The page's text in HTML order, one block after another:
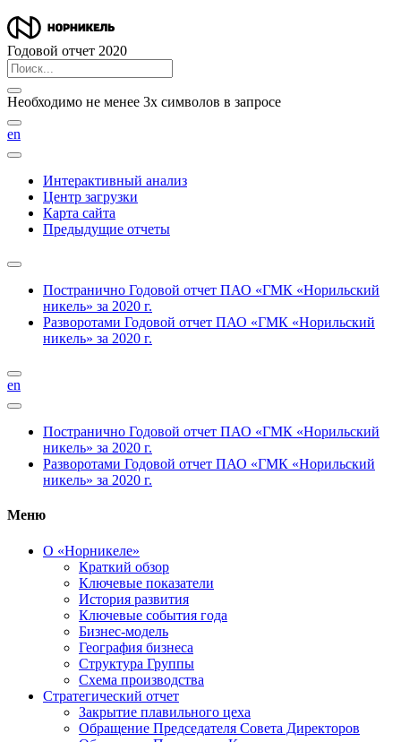
Годовой отчет 2020
Необходимо не менее 3х символов в запросе
en
Интерактивный анализ
Центр загрузки
Карта сайта
Предыдущие отчеты
Постранично Годовой отчет ПАО «ГМК «Норильский
никель» за 2020 г.
Разворотами Годовой отчет ПАО «ГМК «Норильский
никель» за 2020 г.
en
Постранично Годовой отчет ПАО «ГМК «Норильский
никель» за 2020 г.
Разворотами Годовой отчет ПАО «ГМК «Норильский
никель» за 2020 г.
Меню
О «Норникеле»
Краткий обзор
Ключевые показатели
История развития
Ключевые события года
Бизнес-модель
География бизнеса
Структура Группы
Схема производства
Стратегический отчет
Закрытие плавильного цеха
Обращение Председателя Совета Директоров